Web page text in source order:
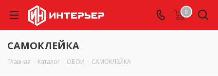
0
САМОКЛЕЙКА
Главная - Каталог - ОБОИ - САМОКЛЕЙКА